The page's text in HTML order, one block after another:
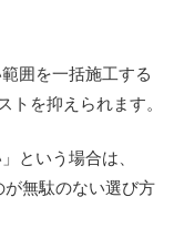
囲を一括施工する
トを抑えられます。
という場合は、
が無駄のない選び方